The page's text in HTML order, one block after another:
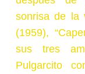
sonrisa de la
(1959),
sus tres
Pulgarcito